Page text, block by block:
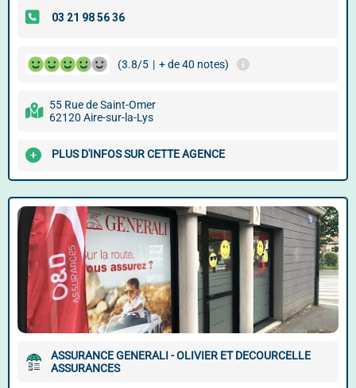
(3.8/5 | + de 40 notes)
55 Rue de Saint-Omer
62120 Aire-sur-la-Lys
PLUS D'INFOS SUR CETTE AGENCE
ASSURANCE GENERALI - OLIVIER ET DECOURCELLE
ASSURANCES